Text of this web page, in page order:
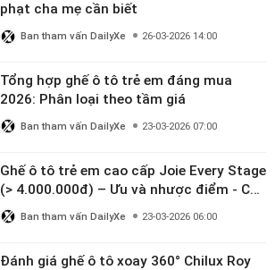
phạt cha mẹ cần biết
Ban tham vấn DailyXe 26-03-2026 14:00
Tổng hợp ghế ô tô trẻ em đáng mua
2026: Phân loại theo tầm giá
Ban tham vấn DailyXe 23-03-2026 07:00
Ghế ô tô trẻ em cao cấp Joie Every Stage
(> 4.000.000đ) – Ưu và nhược điểm - Có
đáng đầu tư cho bé từ 0–12 tuổi?
Ban tham vấn DailyXe 23-03-2026 06:00
Đánh giá ghế ô tô xoay 360° Chilux Roy